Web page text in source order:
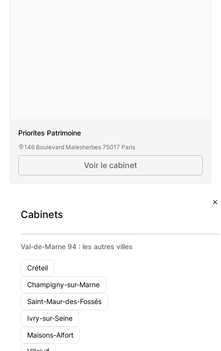
Cabinets
Val-de-Marne 94 : les autres villes
Créteil
Champigny-sur-Marne
Saint-Maur-des-Fossés
Ivry-sur-Seine
Maisons-Alfort
Priorites Patrimoine
146 Boulevard Malesherbes 75017 Paris
Voir le cabinet